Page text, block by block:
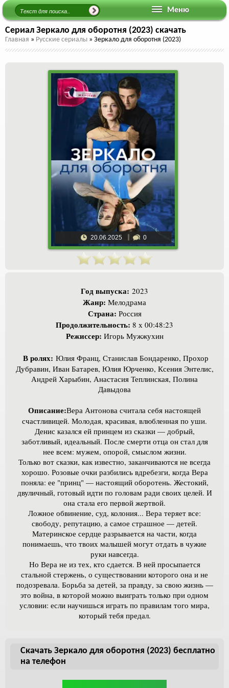
Меню
Сериал Зеркало для оборотня (2023) скачать
Главная » Русские сериалы » Зеркало для оборотня (2023)
20.06.2025 0
Год выпуска: 2023
Жанр: Мелодрама
Страна: Россия
Продолжительность: 8 х 00:48:23
Режиссер: Игорь Мужжухин
В ролях: Юлия Франц, Станислав Бондаренко, Прохор
Дубравин, Иван Батарев, Юлия Юрченко, Ксения Энтелис,
Андрей Харыбин, Анастасия Теплинская, Полина
Давыдова
Описание:Вера Антонова считала себя настоящей
счастливицей. Молодая, красивая, влюбленная по уши.
Денис казался ей принцем из сказки — добрый,
заботливый, идеальный. После смерти отца он стал для
нее всем: мужем, опорой, смыслом жизни.
Только вот сказки, как известно, заканчиваются не всегда
хорошо. Розовые очки разбились вдребезги, когда Вера
поняла: ее "принц" — настоящий оборотень. Жестокий,
двуличный, готовый идти по головам ради своих целей. И
она стала его первой жертвой.
Ложное обвинение, суд, колония... Вера теряет все:
свободу, репутацию, а самое страшное — детей.
Материнское сердце разрывается на части, когда
понимаешь, что твоих малышей могут отдать в чужие
руки навсегда.
Но Вера не из тех, кто сдается. В ней просыпается
стальной стержень, о существовании которого она и не
подозревала. Борьба за детей, за правду, за свою жизнь —
это война, в которой можно выиграть только при одном
условии: если научишься играть по правилам того мира,
который тебя предал.
Скачать Зеркало для оборотня (2023) бесплатно
на телефон